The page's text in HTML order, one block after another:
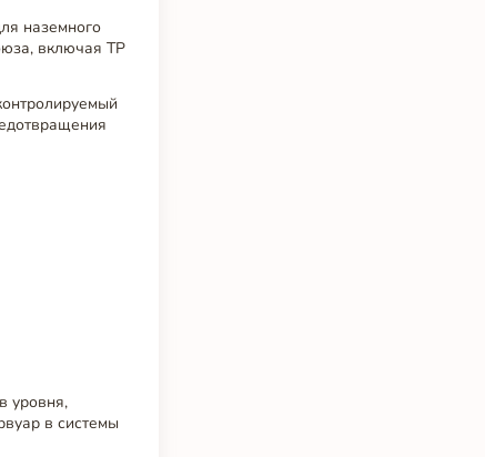
наземного
включая ТР
уровня,
в системы